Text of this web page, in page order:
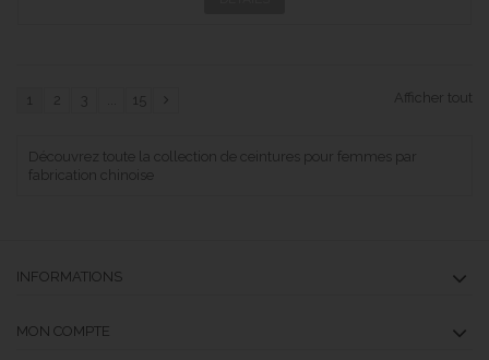
Afficher tout
1 2 3 15
Découvrez toute la collection de ceintures pour femmes par
fabrication chinoise
INFORMATIONS
MON COMPTE